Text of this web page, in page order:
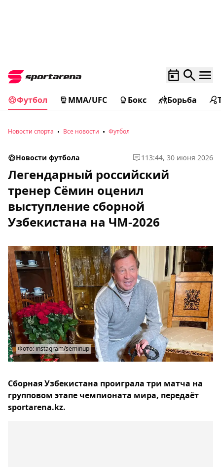
Футбол MMA/UFC Бокс Борьба
Новости спорта Все новости Футбол
Новости футбола 1 13:44, 30 июня 2026
Легендарный российский
тренер Сёмин оценил
выступление сборной
Узбекистана на ЧМ-2026
Фото: instagram/seminup
Сборная Узбекистана проиграла три матча на
групповом этапе чемпионата мира, передаёт
sportarena.kz.